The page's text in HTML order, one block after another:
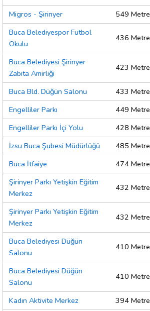
Migros - Şirinyer
549 Metre
Buca Belediyespor Futbol
Okulu
436 Metre
Buca Belediyesi Şirinyer
Zabıta Amirliği
423 Metre
Buca Bld. Düğün Salonu
433 Metre
Engelliler Parkı
449 Metre
Engelliler Parkı İçi Yolu
428 Metre
İzsu Buca Şubesi Müdürlüğü
485 Metre
Buca İtfaiye
474 Metre
Şirinyer Parkı Yetişkin Eğitim
Merkez
432 Metre
Şirinyer Parkı Yetişkin Eğitim
Merkez
432 Metre
Buca Belediyesi Düğün
Salonu
410 Metre
Buca Belediyesi Düğün
Salonu
410 Metre
Kadın Aktivite Merkez
394 Metre